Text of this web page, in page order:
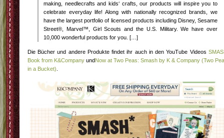
making, needlecrafts and kids‘ crafts, our products will inspire you to
celebrate everyday life! Along with nationally recognized brands, we
have the largest portfolio of licensed products including Disney, Sesame
Street®, Marvel™, Girl Scouts and the U.S. Military. We have over
10,000 wonderful products for you. […]
Die Bücher und andere Produkte findet ihr auch in den YouTube Videos
Book from K&Company undNow at Two Peas: Smash by K & Company (Two
in a Bucket)